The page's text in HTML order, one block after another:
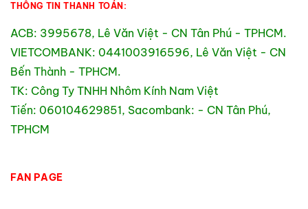
THÔNG TIN THANH TOÁN:
ACB: 3995678, Lê Văn Việt - CN Tân Phú - TPHCM.
VIETCOMBANK: 0441003916596, Lê Văn Việt - CN
Bến Thành - TPHCM.
TK: Công Ty TNHH Nhôm Kính Nam Việt
Tiến: 060104629851, Sacombank: - CN Tân Phú,
TPHCM
FAN PAGE